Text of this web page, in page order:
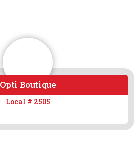
Opti Boutique
Local # 2505